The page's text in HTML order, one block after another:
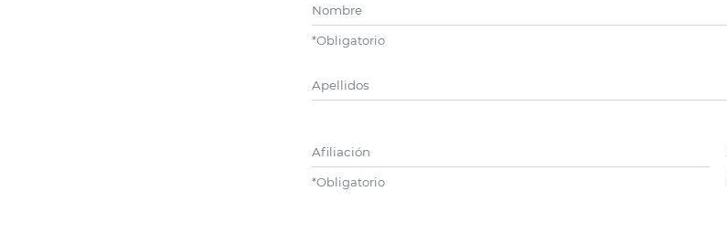
*Obligatorio
*Obligatorio